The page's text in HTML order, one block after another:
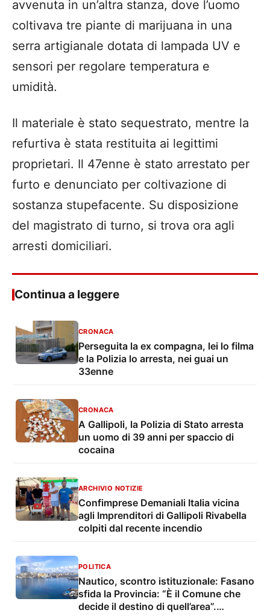
avvenuta in un’altra stanza, dove l’uomo
coltivava tre piante di marijuana in una
serra artigianale dotata di lampada UV e
sensori per regolare temperatura e
umidità.
Il materiale è stato sequestrato, mentre la
refurtiva è stata restituita ai legittimi
proprietari. Il 47enne è stato arrestato per
furto e denunciato per coltivazione di
sostanza stupefacente. Su disposizione
del magistrato di turno, si trova ora agli
arresti domiciliari.
Continua a leggere
CRONACA
Perseguita la ex compagna, lei lo filma
e la Polizia lo arresta, nei guai un
33enne
CRONACA
A Gallipoli, la Polizia di Stato arresta
un uomo di 39 anni per spaccio di
cocaina
ARCHIVIO NOTIZIE
Confimprese Demaniali Italia vicina
agli Imprenditori di Gallipoli Rivabella
colpiti dal recente incendio
POLITICA
Nautico, scontro istituzionale: Fasano
sfida la Provincia: “È il Comune che
decide il destino di quell’area”.